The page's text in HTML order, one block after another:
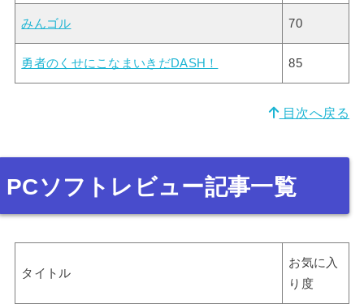
みんゴル 70
勇者のくせにこなまいきだDASH！ 85
目次へ戻る
PCソフトレビュー記事一覧
タイトル
お気に入
り度